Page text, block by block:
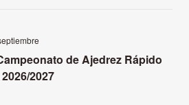
de Ajedrez Rápido
2027